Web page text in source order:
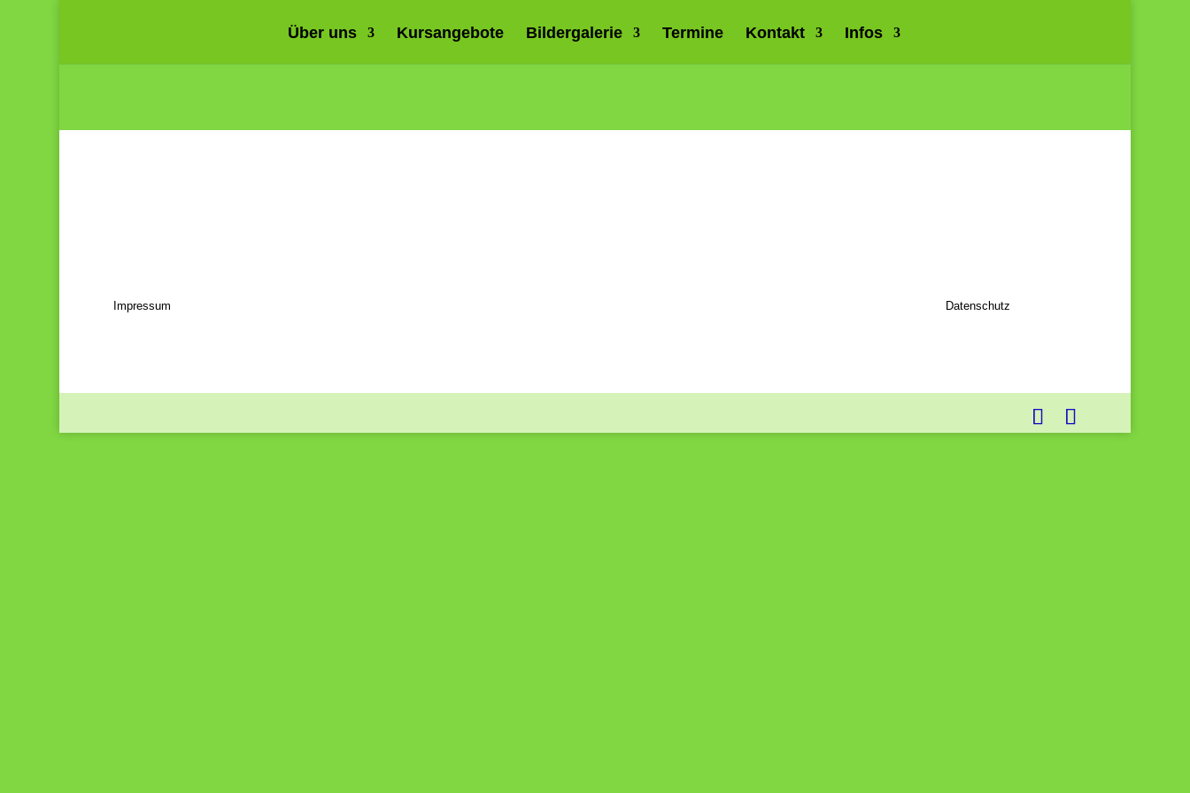
Über uns Kursangebote Bildergalerie Termine Kontakt Infos
Impressum Datenschutz